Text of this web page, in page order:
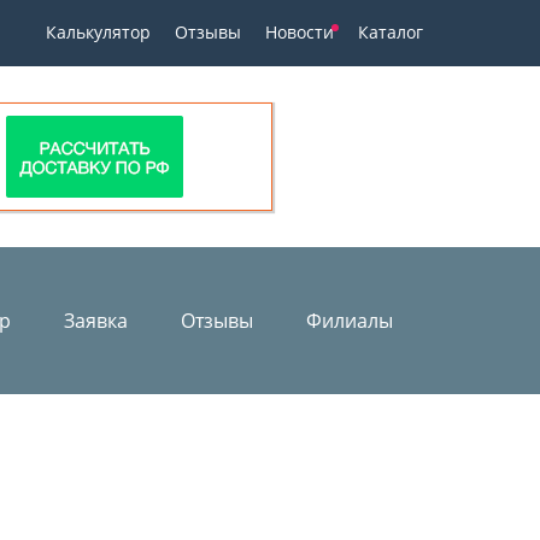
Калькулятор Отзывы Новости Каталог
Заявка Отзывы Филиалы